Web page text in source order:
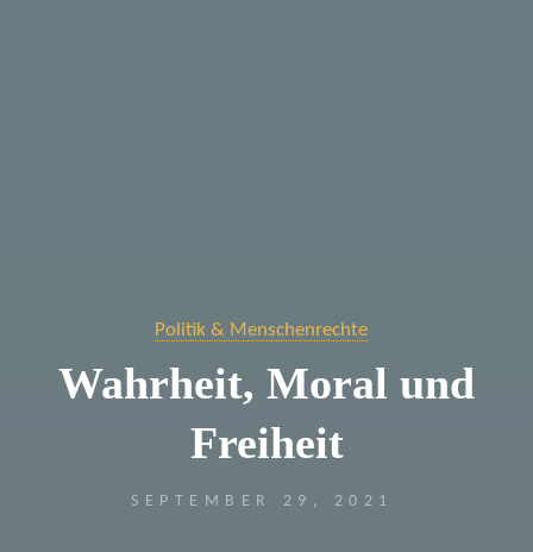
Politik & Menschenrechte
Wahrheit, Moral und
Freiheit
SEPTEMBER 29, 2021